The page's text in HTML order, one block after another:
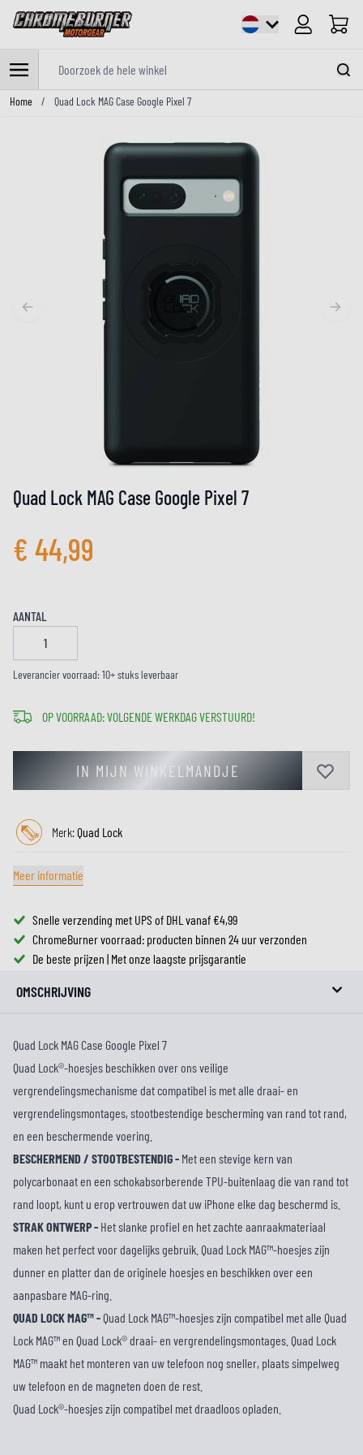
Cart
Ga naar de inhoud
Home / Quad Lock MAG Case Google Pixel 7
Quad Lock MAG Case Google Pixel 7
€ 44,99
AANTAL
Leverancier voorraad: 10+ stuks leverbaar
OP VOORRAAD: VOLGENDE WERKDAG VERSTUURD!
IN MIJN WINKELMANDJE
Merk:Quad Lock
Meer informatie
Snelle verzending met UPS of DHL vanaf €4,99
ChromeBurner voorraad: producten binnen 24 uur verzonden
De beste prijzen | Met onze laagste prijsgarantie
OMSCHRIJVING
Quad Lock MAG Case Google Pixel 7
Quad Lock®-hoesjes beschikken over ons veilige
vergrendelingsmechanisme dat compatibel is met alle draai- en
vergrendelingsmontages, stootbestendige bescherming van rand tot rand,
en een beschermende voering.
BESCHERMEND / STOOTBESTENDIG - Met een stevige kern van
polycarbonaat en een schokabsorberende TPU-buitenlaag die van rand tot
rand loopt, kunt u erop vertrouwen dat uw iPhone elke dag beschermd is.
STRAK ONTWERP - Het slanke profiel en het zachte aanraakmateriaal
maken het perfect voor dagelijks gebruik. Quad Lock MAG™-hoesjes zijn
dunner en platter dan de originele hoesjes en beschikken over een
aanpasbare MAG-ring.
QUAD LOCK MAG™ - Quad Lock MAG™-hoesjes zijn compatibel met alle Quad
Lock MAG™ en Quad Lock® draai- en vergrendelingsmontages. Quad Lock
MAG™ maakt het monteren van uw telefoon nog sneller, plaats simpelweg
uw telefoon en de magneten doen de rest.
Quad Lock®-hoesjes zijn compatibel met draadloos opladen.